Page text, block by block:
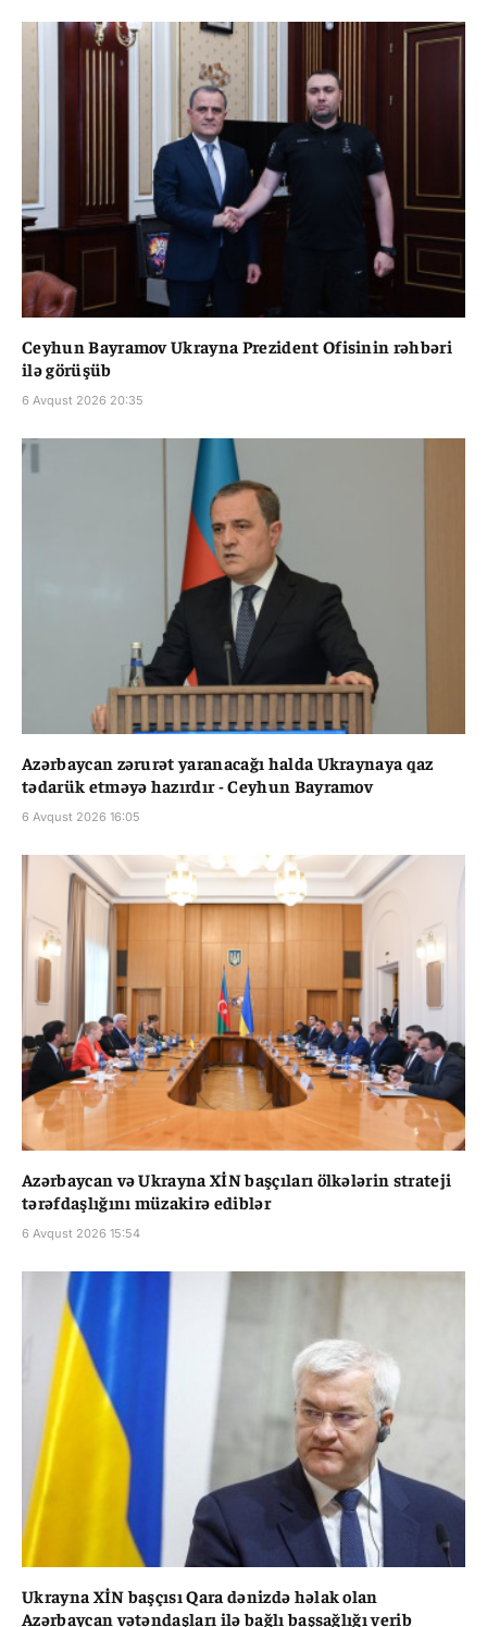
Ceyhun Bayramov Ukrayna Prezident Ofisinin rəhbəri
ilə görüşüb
6 Avqust 2026 20:35
Azərbaycan zərurət yaranacağı halda Ukraynaya qaz
tədarük etməyə hazırdır - Ceyhun Bayramov
6 Avqust 2026 16:05
Azərbaycan və Ukrayna XİN başçıları ölkələrin strateji
tərəfdaşlığını müzakirə ediblər
6 Avqust 2026 15:54
Ukrayna XİN başçısı Qara dənizdə həlak olan
Azərbaycan vətəndaşları ilə bağlı başsağlığı verib